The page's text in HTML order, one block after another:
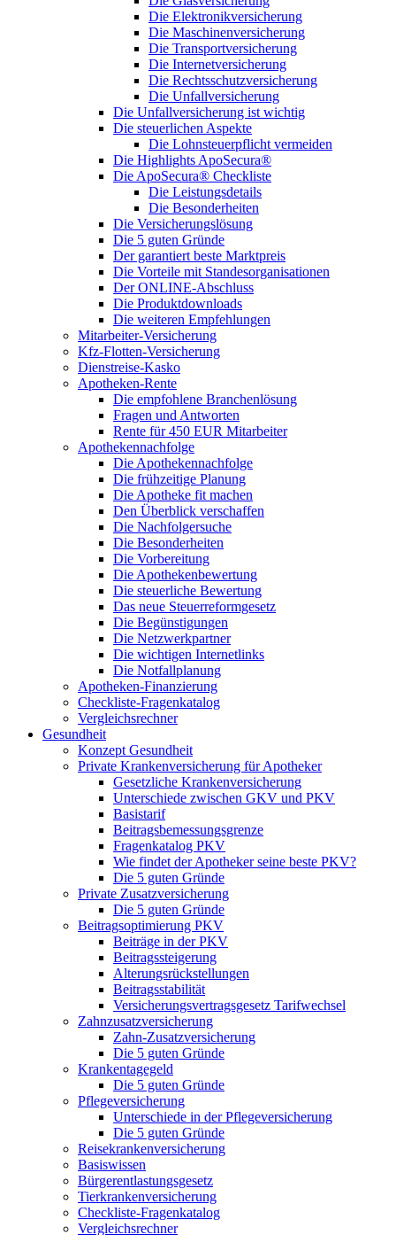
Die Elektronikversicherung
Die Maschinenversicherung
Die Transportversicherung
Die Internetversicherung
Die Rechtsschutzversicherung
Die Unfallversicherung
Die Unfallversicherung ist wichtig
Die steuerlichen Aspekte
Die Lohnsteuerpflicht vermeiden
Die Highlights ApoSecura®
Die ApoSecura® Checkliste
Die Leistungsdetails
Die Besonderheiten
Die Versicherungslösung
Die 5 guten Gründe
Der garantiert beste Marktpreis
Die Vorteile mit Standesorganisationen
Der ONLINE-Abschluss
Die Produktdownloads
Die weiteren Empfehlungen
Mitarbeiter-Versicherung
Kfz-Flotten-Versicherung
Dienstreise-Kasko
Apotheken-Rente
Die empfohlene Branchenlösung
Fragen und Antworten
Rente für 450 EUR Mitarbeiter
Apothekennachfolge
Die Apothekennachfolge
Die frühzeitige Planung
Die Apotheke fit machen
Den Überblick verschaffen
Die Nachfolgersuche
Die Besonderheiten
Die Vorbereitung
Die Apothekenbewertung
Die steuerliche Bewertung
Das neue Steuerreformgesetz
Die Begünstigungen
Die Netzwerkpartner
Die wichtigen Internetlinks
Die Notfallplanung
Apotheken-Finanzierung
Checkliste-Fragenkatalog
Vergleichsrechner
Gesundheit
Konzept Gesundheit
Private Krankenversicherung für Apotheker
Gesetzliche Krankenversicherung
Unterschiede zwischen GKV und PKV
Basistarif
Beitragsbemessungsgrenze
Fragenkatalog PKV
Wie findet der Apotheker seine beste PKV?
Die 5 guten Gründe
Private Zusatzversicherung
Die 5 guten Gründe
Beitragsoptimierung PKV
Beiträge in der PKV
Beitragssteigerung
Alterungsrückstellungen
Beitragsstabilität
Versicherungsvertragsgesetz Tarifwechsel
Zahnzusatzversicherung
Zahn-Zusatzversicherung
Die 5 guten Gründe
Krankentagegeld
Die 5 guten Gründe
Pflegeversicherung
Unterschiede in der Pflegeversicherung
Die 5 guten Gründe
Reisekrankenversicherung
Basiswissen
Bürgerentlastungsgesetz
Tierkrankenversicherung
Checkliste-Fragenkatalog
Vergleichsrechner